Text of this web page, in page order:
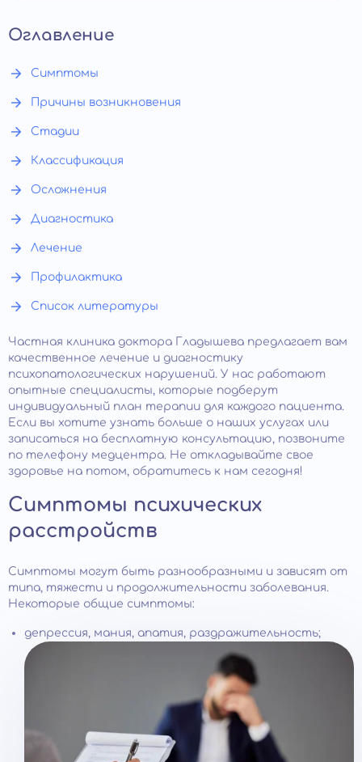
Оглавление
Симптомы
Причины возникновения
Стадии
Классификация
Осложнения
Диагностика
Лечение
Профилактика
Список литературы
Частная клиника доктора Гладышева предлагает вам
качественное лечение и диагностику
психопатологических нарушений. У нас работают
опытные специалисты, которые подберут
индивидуальный план терапии для каждого пациента.
Если вы хотите узнать больше о наших услугах или
записаться на бесплатную консультацию, позвоните
по телефону медцентра. Не откладывайте свое
здоровье на потом, обратитесь к нам сегодня!
Симптомы психических
расстройств
Симптомы могут быть разнообразными и зависят от
типа, тяжести и продолжительности заболевания.
Некоторые общие симптомы:
депрессия, мания, апатия, раздражительность;